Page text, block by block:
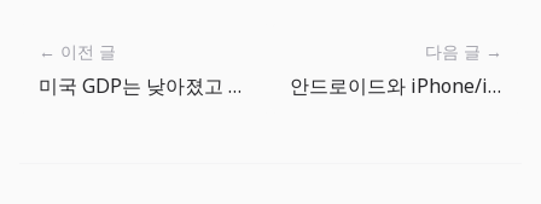
← 이전 글
미국 GDP는 낮아졌고 물가는 높다: 금리 인하 기대를 다시 점검할 때
다음 글 →
안드로이드와 iPhone/iPad에서 시작하는 더 빅 원 가이드